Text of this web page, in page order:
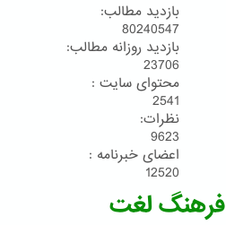
بازدید مطالب:
80240547
بازدید روزانه مطالب:
23706
محتوای سایت :
2541
نظرات:
9623
اعضای خبرنامه :
12520
فرهنگ لغت